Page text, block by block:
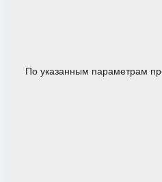
По указанным параметрам